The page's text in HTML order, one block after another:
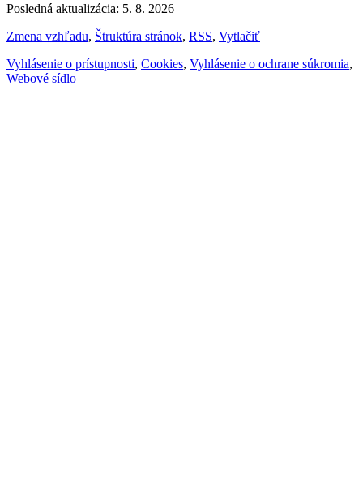
Posledná aktualizácia: 5. 8. 2026
Zmena vzhľadu, Štruktúra stránok, RSS, Vytlačiť
Vyhlásenie o prístupnosti, Cookies, Vyhlásenie o ochrane súkromia,
Webové sídlo